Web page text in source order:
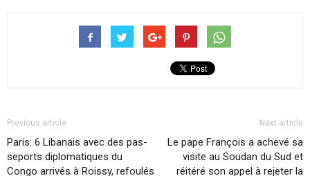
Previous article
Pa­ris: 6 Li­ba­nais avec des pas­
se­ports di­plo­ma­tiques du
Congo ar­ri­vés à Roissy, re­fou­lés
Next article
Le pape François a achevé sa
visite au Soudan du Sud et
réitéré son appel à rejeter la